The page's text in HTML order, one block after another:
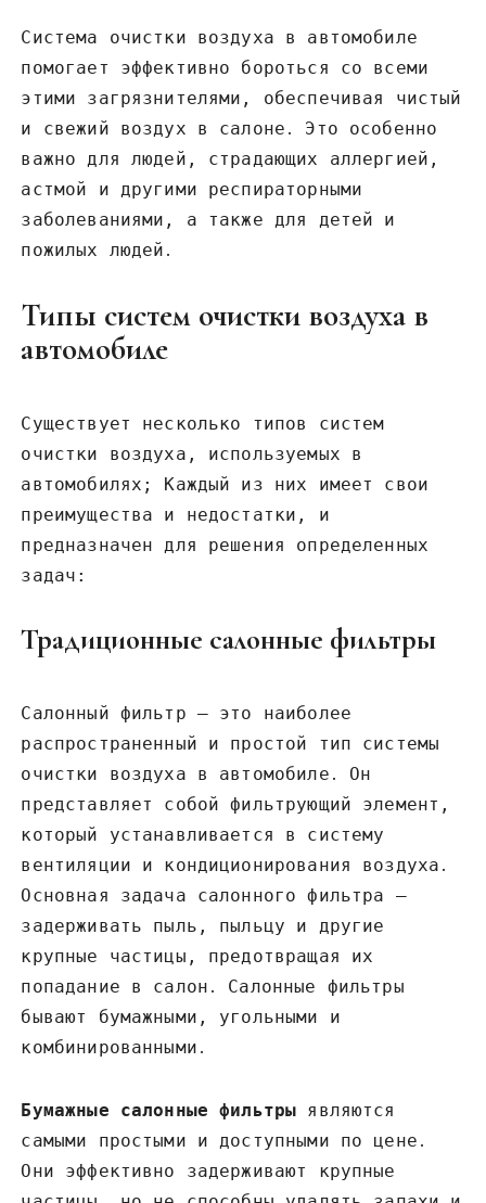
Система очистки воздуха в автомобиле
помогает эффективно бороться со всеми
этими загрязнителями, обеспечивая чистый
и свежий воздух в салоне․ Это особенно
важно для людей, страдающих аллергией,
астмой и другими респираторными
заболеваниями, а также для детей и
пожилых людей․
Типы систем очистки воздуха в
автомобиле
Существует несколько типов систем
очистки воздуха, используемых в
автомобилях; Каждый из них имеет свои
преимущества и недостатки, и
предназначен для решения определенных
задач:
Традиционные салонные фильтры
Салонный фильтр – это наиболее
распространенный и простой тип системы
очистки воздуха в автомобиле․ Он
представляет собой фильтрующий элемент,
который устанавливается в систему
вентиляции и кондиционирования воздуха․
Основная задача салонного фильтра –
задерживать пыль, пыльцу и другие
крупные частицы, предотвращая их
попадание в салон․ Салонные фильтры
бывают бумажными, угольными и
комбинированными․
Бумажные салонные фильтры являются
самыми простыми и доступными по цене․
Они эффективно задерживают крупные